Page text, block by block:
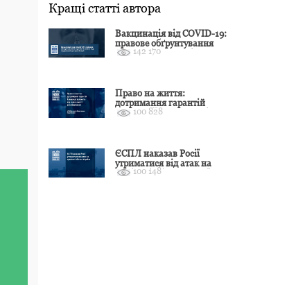
Кращі статті автора
Вакцинація від COVID-19:
правове обґрунтування
відмови і захист від
142 170
Право на життя:
дотримання гарантій
Конвенції залежить від
100 828
ЄСПЛ наказав Росії
утриматися від атак на
цивільні об’єкти України
100 148